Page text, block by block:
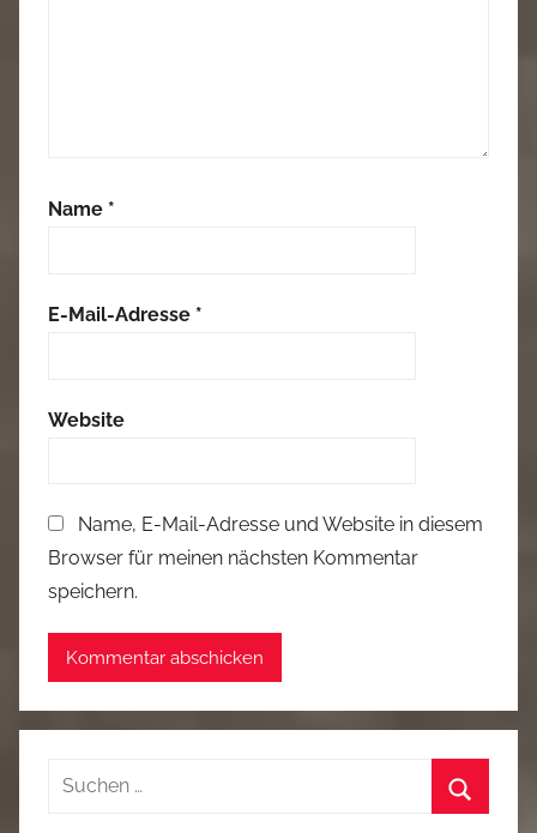
Name *
E-Mail-Adresse *
Website
Name, E-Mail-Adresse und Website in diesem
Browser für meinen nächsten Kommentar
speichern.
Suchen